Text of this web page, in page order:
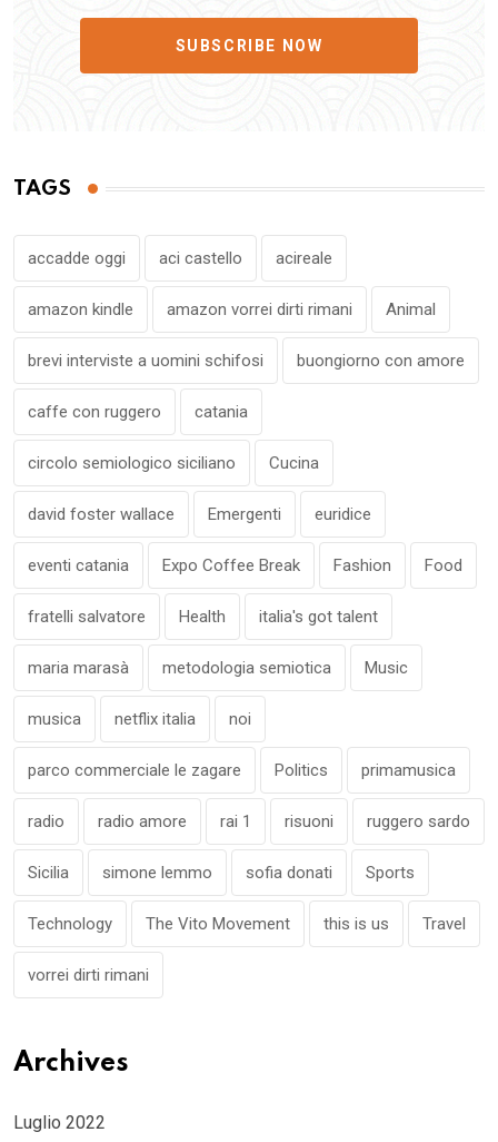
SUBSCRIBE NOW
TAGS
accadde oggi aci castello acireale
amazon kindle amazon vorrei dirti rimani Animal
brevi interviste a uomini schifosi buongiorno con amore
caffe con ruggero catania
circolo semiologico siciliano Cucina
david foster wallace Emergenti euridice
eventi catania Expo Coffee Break Fashion Food
fratelli salvatore Health italia's got talent
maria marasà metodologia semiotica Music
musica netflix italia noi
parco commerciale le zagare Politics primamusica
radio radio amore rai 1 risuoni ruggero sardo
Sicilia simone lemmo sofia donati Sports
Technology The Vito Movement this is us Travel
vorrei dirti rimani
Archives
Luglio 2022